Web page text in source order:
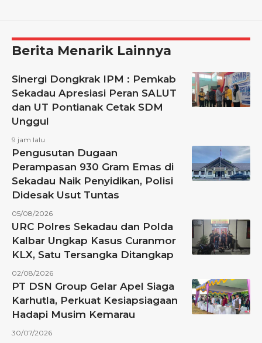
Berita Menarik Lainnya
Sinergi Dongkrak IPM : Pemkab
Sekadau Apresiasi Peran SALUT
dan UT Pontianak Cetak SDM
Unggul
9 jam lalu
Pengusutan Dugaan
Perampasan 930 Gram Emas di
Sekadau Naik Penyidikan, Polisi
Didesak Usut Tuntas
05/08/2026
URC Polres Sekadau dan Polda
Kalbar Ungkap Kasus Curanmor
KLX, Satu Tersangka Ditangkap
02/08/2026
PT DSN Group Gelar Apel Siaga
Karhutla, Perkuat Kesiapsiagaan
Hadapi Musim Kemarau
30/07/2026